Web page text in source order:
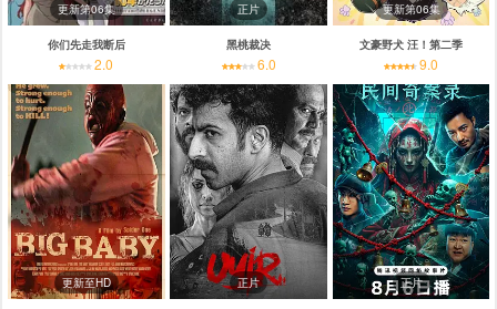
更新第06集
你们先走我断后
2.0
正片
黑桃裁决
6.0
更新第06集
文豪野犬 汪！第二季
9.0
更新至HD 正片 正片